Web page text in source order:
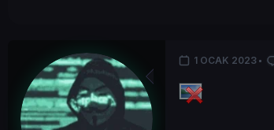
1 OCAK 2023